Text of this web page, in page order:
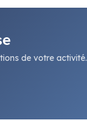
de votre activité.